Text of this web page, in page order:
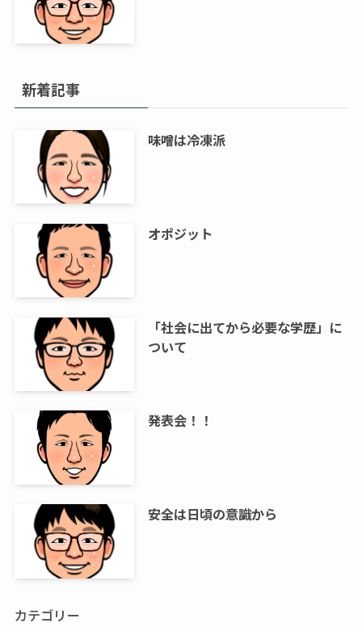
新着記事
味噌は冷凍派
オポジット
「社会に出てから必要な学歴」に
ついて
発表会！！
安全は日頃の意識から
カテゴリー